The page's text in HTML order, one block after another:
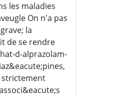
les maladies
On n'a pas
la
de se rendre
d-alprazolam-
strictement